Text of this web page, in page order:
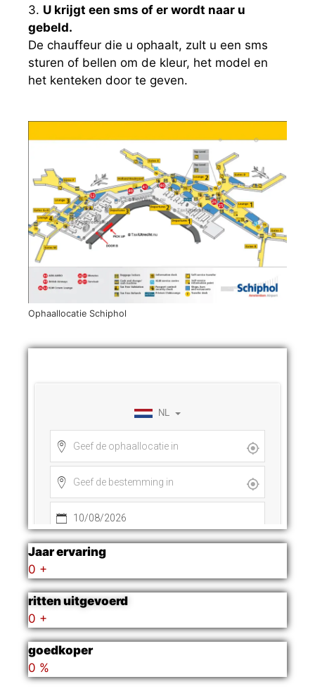
3. U krijgt een sms of er wordt naar u
gebeld.
De chauffeur die u ophaalt, zult u een sms
sturen of bellen om de kleur, het model en
het kenteken door te geven.
Ophaallocatie Schiphol
Jaar ervaring
0 +
ritten uitgevoerd
0 +
goedkoper
0 %